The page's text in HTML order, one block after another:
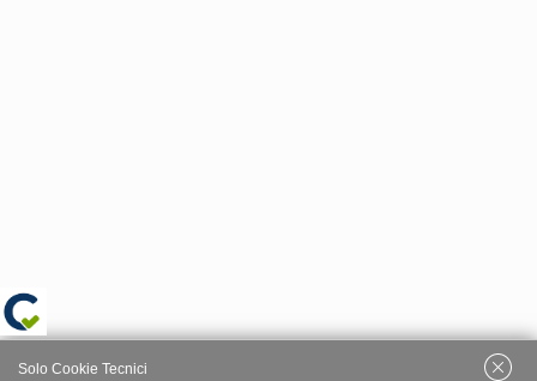
Solo Cookie Tecnici